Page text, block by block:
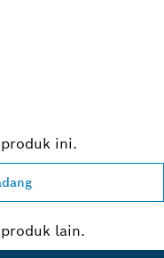
ini.
lain.